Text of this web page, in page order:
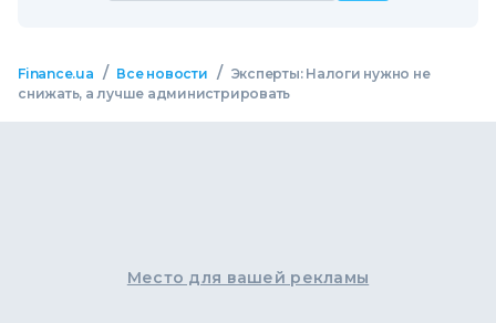
Finance.ua / Все новости / Эксперты: Налоги нужно не
снижать, а лучше администрировать
Место для вашей рекламы